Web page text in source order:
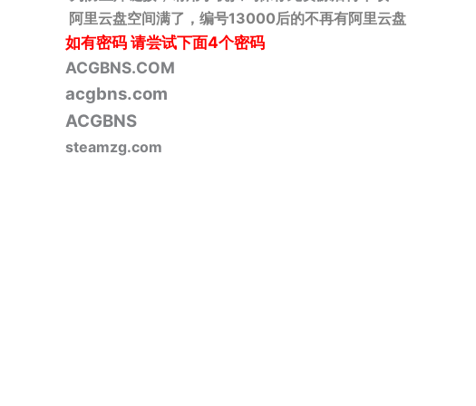
阿里云盘空间满了，编号13000后的不再有阿里云盘
如有密码请尝试下面4个密码
ACGBNS.COM
acgbns.com
ACGBNS
steamzg.com